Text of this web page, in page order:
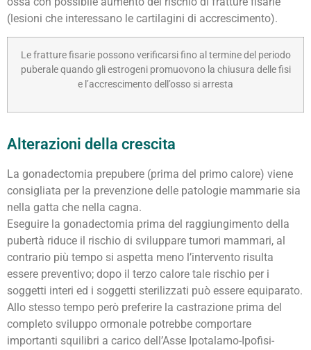
(lesioni che interessano le cartilagini di accrescimento).
Le fratture fisarie possono verificarsi fino al termine del periodo
puberale quando gli estrogeni promuovono la chiusura delle fisi
e l’accrescimento dell’osso si arresta
Alterazioni della crescita
La gonadectomia prepubere (prima del primo calore) viene
consigliata per la prevenzione delle patologie mammarie sia
nella gatta che nella cagna.
Eseguire la gonadectomia prima del raggiungimento della
pubertà riduce il rischio di sviluppare tumori mammari, al
contrario più tempo si aspetta meno l’intervento risulta
essere preventivo; dopo il terzo calore tale rischio per i
soggetti interi ed i soggetti sterilizzati può essere equiparato.
Allo stesso tempo però preferire la castrazione prima del
completo sviluppo ormonale potrebbe comportare
importanti squilibri a carico dell’Asse Ipotalamo-Ipofisi-